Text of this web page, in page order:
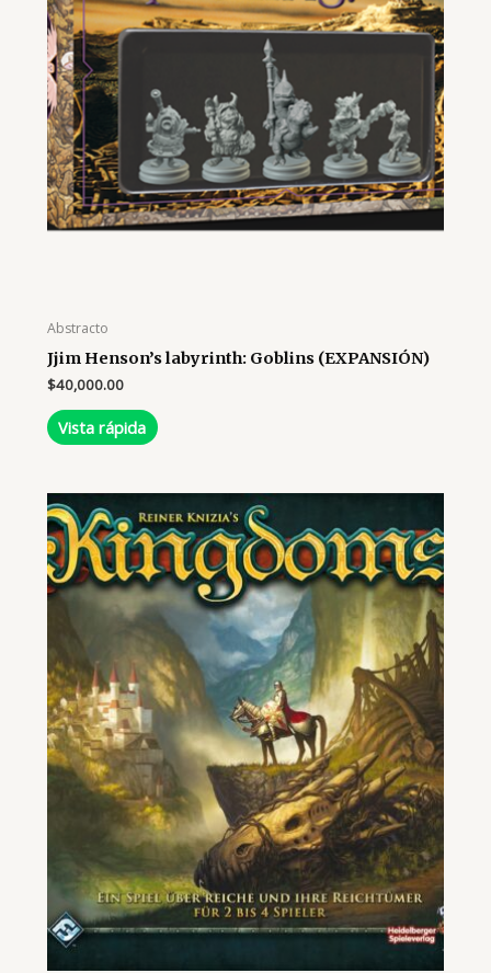
Abstracto
Jjim Henson’s labyrinth: Goblins (EXPANSIÓN)
$40,000.00
Vista rápida